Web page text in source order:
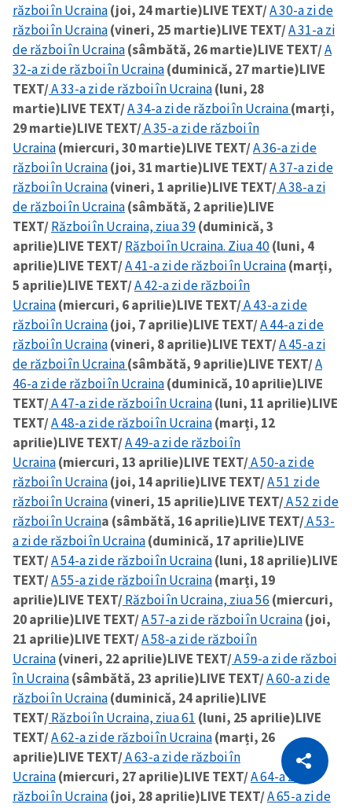
Copiază Link
război în Ucraina(joi, 24 martie)LIVE TEXT/A 30-a zi de
război în Ucraina(vineri, 25 martie)LIVE TEXT/A 31-a zi
de război în Ucraina(sâmbătă, 26 martie)LIVE TEXT/A
32-a zi de război în Ucraina(duminică, 27 martie)LIVE
TEXT/A 33-a zi de război în Ucraina(luni, 28
martie)LIVE TEXT/A 34-a zi de război în Ucraina(marți,
29 martie)LIVE TEXT/A 35-a zi de război în
Ucraina(miercuri, 30 martie)LIVE TEXT/A 36-a zi de
război în Ucraina(joi, 31 martie)LIVE TEXT/A 37-a zi de
război în Ucraina(vineri, 1 aprilie)LIVE TEXT/A 38-a zi
de război în Ucraina(sâmbătă, 2 aprilie)LIVE
TEXT/Război în Ucraina, ziua 39(duminică, 3
aprilie)LIVE TEXT/Război în Ucraina. Ziua 40(luni, 4
aprilie)LIVE TEXT/A 41-a zi de război în Ucraina(marți,
5 aprilie)LIVE TEXT/A 42-a zi de război în
Ucraina(miercuri, 6 aprilie)LIVE TEXT/A 43-a zi de
război în Ucraina(joi, 7 aprilie)LIVE TEXT/A 44-a zi de
război în Ucraina(vineri, 8 aprilie)LIVE TEXT/A 45-a zi
de război în Ucraina(sâmbătă, 9 aprilie)LIVE TEXT/A
46-a zi de război în Ucraina(duminică, 10 aprilie)LIVE
TEXT/A 47-a zi de război în Ucraina(luni, 11 aprilie)LIVE
TEXT/A 48-a zi de război în Ucraina(marți, 12
aprilie)LIVE TEXT/A 49-a zi de război în
Ucraina(miercuri, 13 aprilie)LIVE TEXT/A 50-a zi de
război în Ucraina(joi, 14 aprilie)LIVE TEXT/A 51 zi de
război în Ucraina(vineri, 15 aprilie)LIVE TEXT/A 52 zi de
război în Ucraina (sâmbătă, 16 aprilie)LIVE TEXT/A 53-
a zi de război în Ucraina(duminică, 17 aprilie)LIVE
TEXT/A 54-a zi de război în Ucraina(luni, 18 aprilie)LIVE
TEXT/A 55-a zi de război în Ucraina(marți, 19
aprilie)LIVE TEXT/Război în Ucraina, ziua 56 (miercuri,
20 aprilie)LIVE TEXT/A 57-a zi de război în Ucraina(joi,
21 aprilie)LIVE TEXT/A 58-a zi de război în
Ucraina(vineri, 22 aprilie)LIVE TEXT/A 59-a zi de război
în Ucraina(sâmbătă, 23 aprilie)LIVE TEXT/A 60-a zi de
război în Ucraina(duminică, 24 aprilie)LIVE
TEXT/Război în Ucraina, ziua 61 (luni, 25 aprilie)LIVE
TEXT/A 62-a zi de război în Ucraina(marți, 26
aprilie)LIVE TEXT/A 63-a zi de război în
Ucraina(miercuri, 27 aprilie)LIVE TEXT/A 64-a zi de
război în Ucraina(joi, 28 aprilie)LIVE TEXT/A 65-a zi de
CITEȘTE